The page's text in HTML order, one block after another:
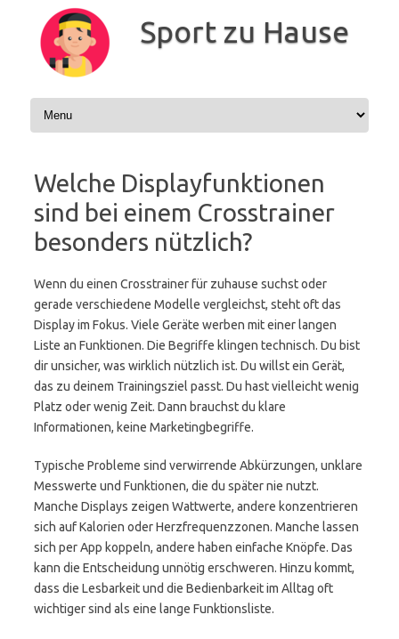
Inhalt
springen
Sport zu Hause
Welche Displayfunktionen
sind bei einem Crosstrainer
besonders nützlich?
Wenn du einen Crosstrainer für zuhause suchst oder
gerade verschiedene Modelle vergleichst, steht oft das
Display im Fokus. Viele Geräte werben mit einer langen
Liste an Funktionen. Die Begriffe klingen technisch. Du bist
dir unsicher, was wirklich nützlich ist. Du willst ein Gerät,
das zu deinem Trainingsziel passt. Du hast vielleicht wenig
Platz oder wenig Zeit. Dann brauchst du klare
Informationen, keine Marketingbegriffe.
Typische Probleme sind verwirrende Abkürzungen, unklare
Messwerte und Funktionen, die du später nie nutzt.
Manche Displays zeigen Wattwerte, andere konzentrieren
sich auf Kalorien oder Herzfrequenzzonen. Manche lassen
sich per App koppeln, andere haben einfache Knöpfe. Das
kann die Entscheidung unnötig erschweren. Hinzu kommt,
dass die Lesbarkeit und die Bedienbarkeit im Alltag oft
wichtiger sind als eine lange Funktionsliste.